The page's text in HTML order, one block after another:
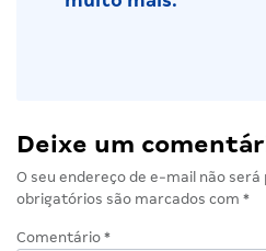
Deixe um
O seu endereço de e-mail não será
obrigatórios são marcados com *
Comentário *